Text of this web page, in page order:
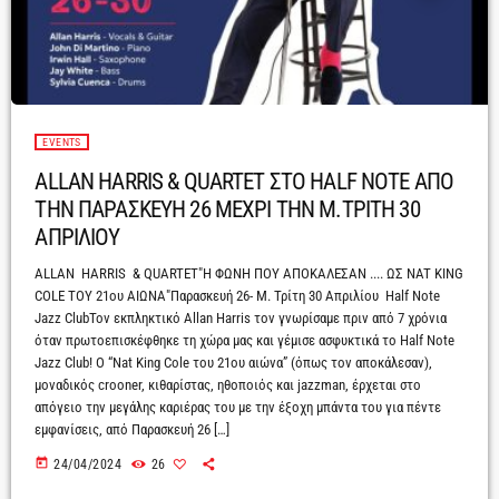
EVENTS
ALLAN HARRIS & QUARTET ΣΤΟ HALF NOTE ΑΠΟ
ΤΗΝ ΠΑΡΑΣΚΕΥΗ 26 ΜΕΧΡΙ ΤΗΝ Μ.ΤΡΙΤΗ 30
ΑΠΡΙΛΙΟΥ
ALLAN HARRIS & QUARTET"H ΦΩΝΗ ΠΟΥ ΑΠΟΚΑΛΕΣΑΝ .... ΩΣ NAT KING
COLE TOY 21ου ΑΙΩΝΑ"Παρασκευή 26- Μ. Τρίτη 30 Απριλίου Half Note
Jazz ClubΤον εκπληκτικό Allan Harris τον γνωρίσαμε πριν από 7 χρόνια
όταν πρωτοεπισκέφθηκε τη χώρα μας και γέμισε ασφυκτικά το Half Note
Jazz Club! O “Nat King Cole του 21ου αιώνα” (όπως τον αποκάλεσαν),
μοναδικός crooner, κιθαρίστας, ηθοποιός και jazzman, έρχεται στο
απόγειο την μεγάλης καριέρας του με την έξοχη μπάντα του για πέντε
εμφανίσεις, από Παρασκευή 26 […]
today 24/04/2024 26